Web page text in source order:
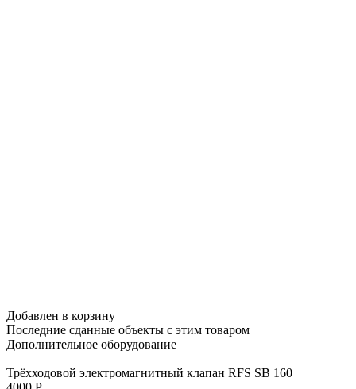
Добавлен в корзину
Последние сданные объекты с этим товаром
Дополнительное оборудование
Трёхходовой электромагнитный клапан RFS SB 160